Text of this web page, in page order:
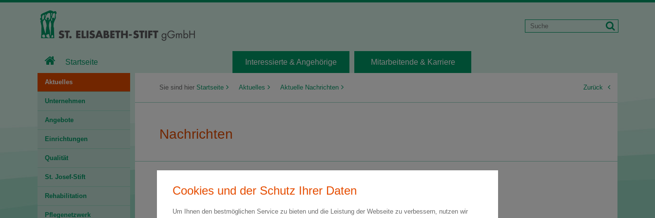
Startseite Interessierte & Angehörige Mitarbeitende & Karriere
Aktuelles
Unternehmen
Angebote
Einrichtungen
Qualität
St. Josef-Stift
Rehabilitation
Pflegenetzwerk
Sie sind hier Startseite Aktuelles Aktuelle Nachrichten Zurück
Nachrichten
„Eintreten in die Welt von Menschen mit Demenz“
05.11.2025
Cookies und der Schutz Ihrer Daten
Um Ihnen den bestmöglichen Service zu bieten und die Leistung der Webseite zu verbessern, nutzen wir